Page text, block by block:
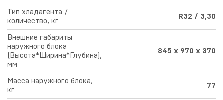
Тип хладагента /
количество, кг
R32 / 3,30
Внешние габариты
наружного блока
(Высота*Ширина*Глубина),
мм
845 x 970 x 370
Масса наружного блока,
кг
77